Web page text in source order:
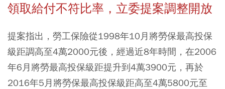
領取給付不符比率，立委提案調整開放
提案指出，勞工保險從1998年10月將勞保最高投保
級距調高至4萬2000元後，經過近8年時間，在2006
年6月將勞最高投保級距提升到4萬3900元，再於
2016年5月將勞保最高投保級距高至4萬5800元至